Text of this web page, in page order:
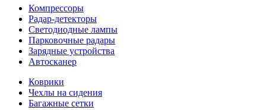
Компрессоры
Радар-детекторы
Светодиодные лампы
Парковочные радары
Зарядные устройства
Автосканер
Коврики
Чехлы на сидения
Багажные сетки